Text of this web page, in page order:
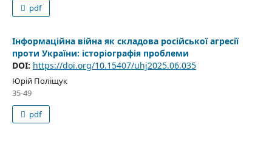
pdf
Інформаційна війна як складова російської агресії
проти України: історіографія проблеми
DOI: https://doi.org/10.15407/uhj2025.06.035
Юрій Поліщук
35-49
pdf